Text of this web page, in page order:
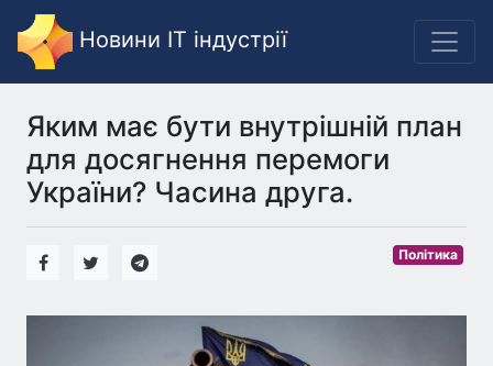
Новини IT індустрії
Яким має бути внутрішній план
для досягнення перемоги
України? Часина друга.
Політика